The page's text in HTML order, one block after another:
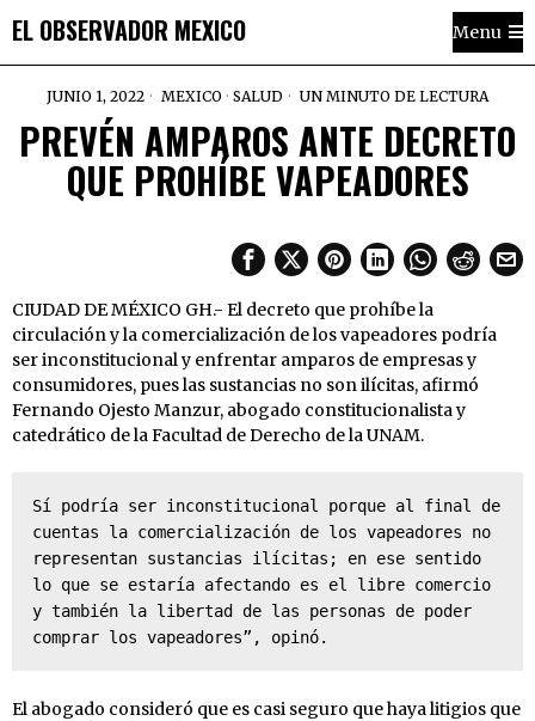
EL OBSERVADOR MEXICO Menu
JUNIO 1, 2022 MEXICO · SALUD UN MINUTO DE LECTURA
PREVÉN AMPAROS ANTE DECRETO
QUE PROHÍBE VAPEADORES
CIUDAD DE MÉXICO GH.- El decreto que prohíbe la
circulación y la comercialización de los vapeadores podría
ser inconstitucional y enfrentar amparos de empresas y
consumidores, pues las sustancias no son ilícitas, afirmó
Fernando Ojesto Manzur, abogado constitucionalista y
catedrático de la Facultad de Derecho de la UNAM.
Sí podría ser inconstitucional porque al final de
cuentas la comercialización de los vapeadores no
representan sustancias ilícitas; en ese sentido
lo que se estaría afectando es el libre comercio
y también la libertad de las personas de poder
comprar los vapeadores”, opinó.
El abogado consideró que es casi seguro que haya litigios que